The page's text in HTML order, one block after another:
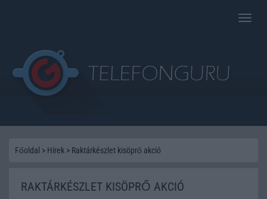
Toggle
Főoldal > Hírek > Raktárkészlet kisöprő akció
RAKTÁRKÉSZLET KISÖPRŐ AKCIÓ